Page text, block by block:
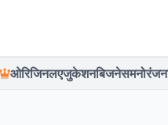
ओरिजिनलएजुकेशनबिजनेसमनोरंजन